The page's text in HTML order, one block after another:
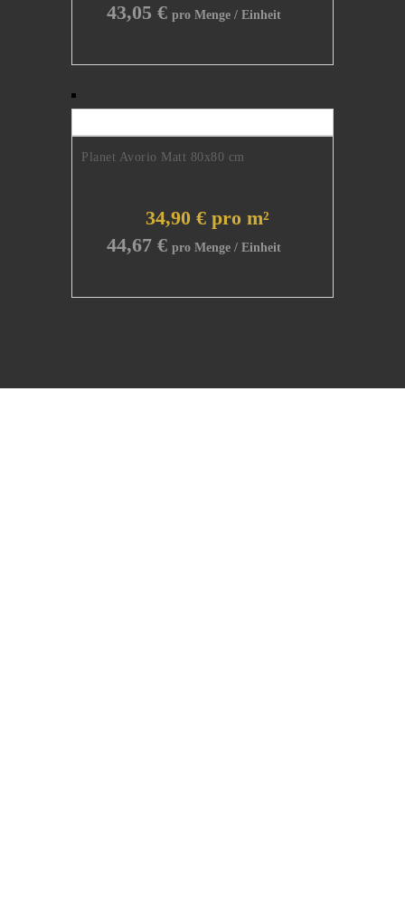
43,05 €
Planet Avorio Matt 80x80 cm
34,90 € pro m²
44,67 €